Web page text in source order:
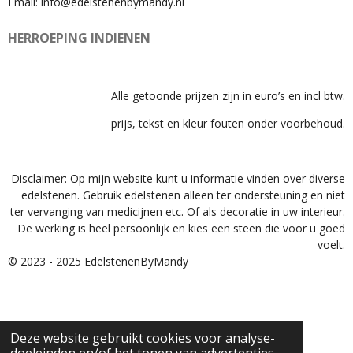
Deze website gebruikt cookies voor analyse-
HERROEPING INDIENEN
Alle getoonde prijzen zijn in euro’s en incl btw.
prijs, tekst en kleur fouten onder voorbehoud.
Disclaimer: Op mijn website kunt u informatie vinden over diverse
edelstenen. Gebruik edelstenen alleen ter ondersteuning en niet
ter vervanging van medicijnen etc. Of als decoratie in uw interieur.
De werking is heel persoonlijk en kies een steen die voor u goed
voelt.
© 2023 - 2025 EdelstenenByMandy